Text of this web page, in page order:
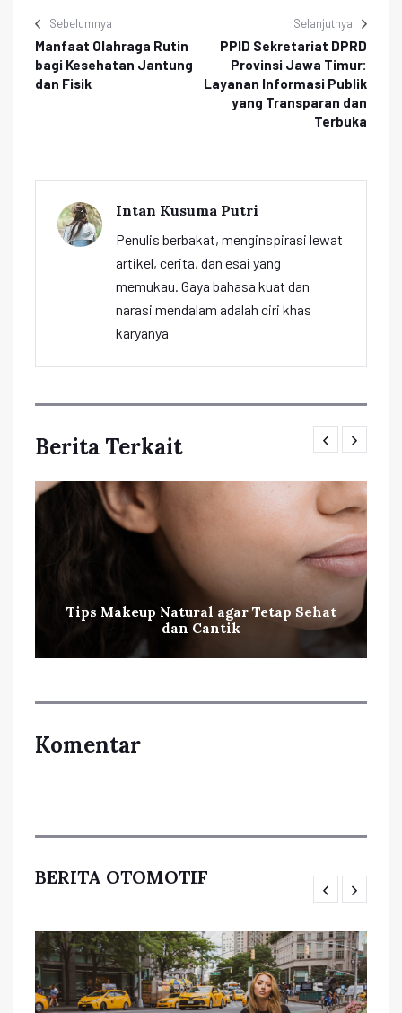
Sebelumnya
Manfaat Olahraga Rutin
bagi Kesehatan Jantung
dan Fisik
Selanjutnya
PPID Sekretariat DPRD
Provinsi Jawa Timur:
Layanan Informasi Publik
yang Transparan dan
Terbuka
Intan Kusuma Putri
Penulis berbakat, menginspirasi lewat
artikel, cerita, dan esai yang
memukau. Gaya bahasa kuat dan
narasi mendalam adalah ciri khas
karyanya
Berita Terkait
Tips Makeup Natural agar Tetap Sehat
dan Cantik
Komentar
BERITA OTOMOTIF